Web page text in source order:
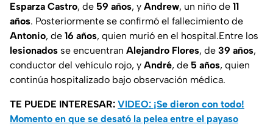
Esparza Castro, de 59 años, y Andrew, un niño de 11
años. Posteriormente se confirmó el fallecimiento de
Antonio, de 16 años, quien murió en el hospital.Entre los
lesionados se encuentran Alejandro Flores, de 39 años,
conductor del vehículo rojo, y André, de 5 años, quien
continúa hospitalizado bajo observación médica.
TE PUEDE INTERESAR: VIDEO: ¡Se dieron con todo!
Momento en que se desató la pelea entre el payaso